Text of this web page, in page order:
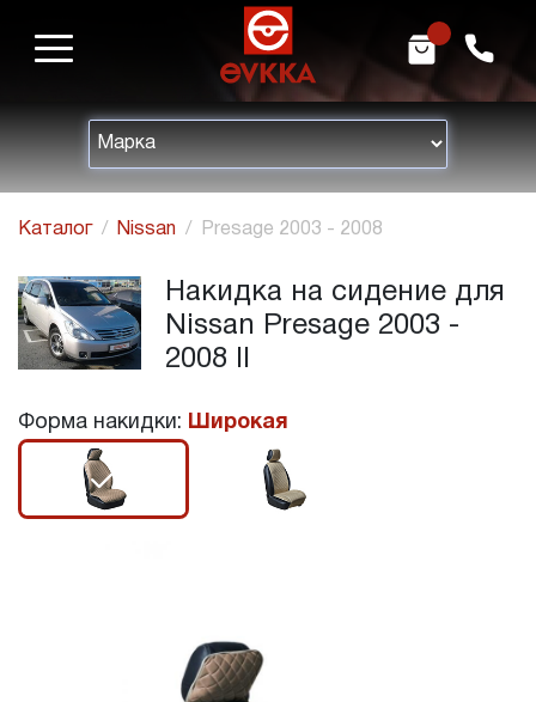
h m
Каталог Nissan Presage 2003 - 2008
Накидка на сидение для
Nissan Presage 2003 -
2008 II
Форма накидки: Широкая
r